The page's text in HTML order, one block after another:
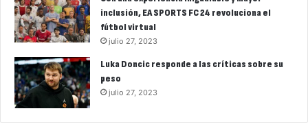
inclusión, EA SPORTS FC 24 revoluciona el
fútbol virtual
julio 27, 2023
Luka Doncic responde a las críticas sobre su
peso
julio 27, 2023